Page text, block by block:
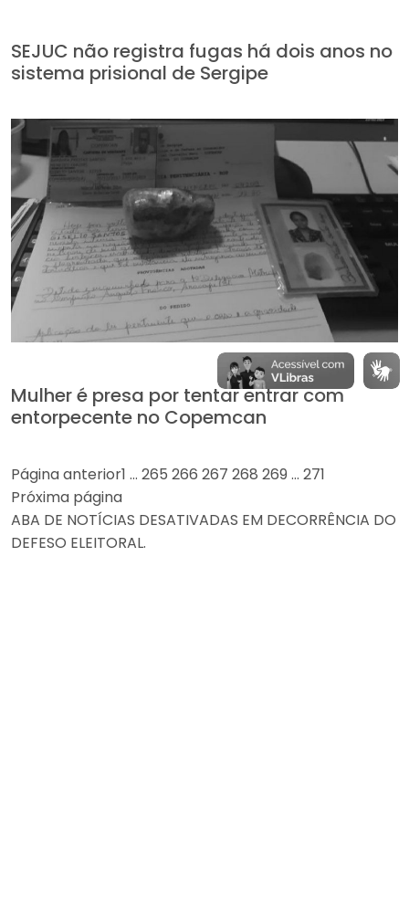
SEJUC não registra fugas há dois anos no
sistema prisional de Sergipe
Mulher é presa por tentar entrar com
entorpecente no Copemcan
Página anterior1 … 265 266 267 268 269 … 271
Próxima página
ABA DE NOTÍCIAS DESATIVADAS EM DECORRÊNCIA DO
DEFESO ELEITORAL.